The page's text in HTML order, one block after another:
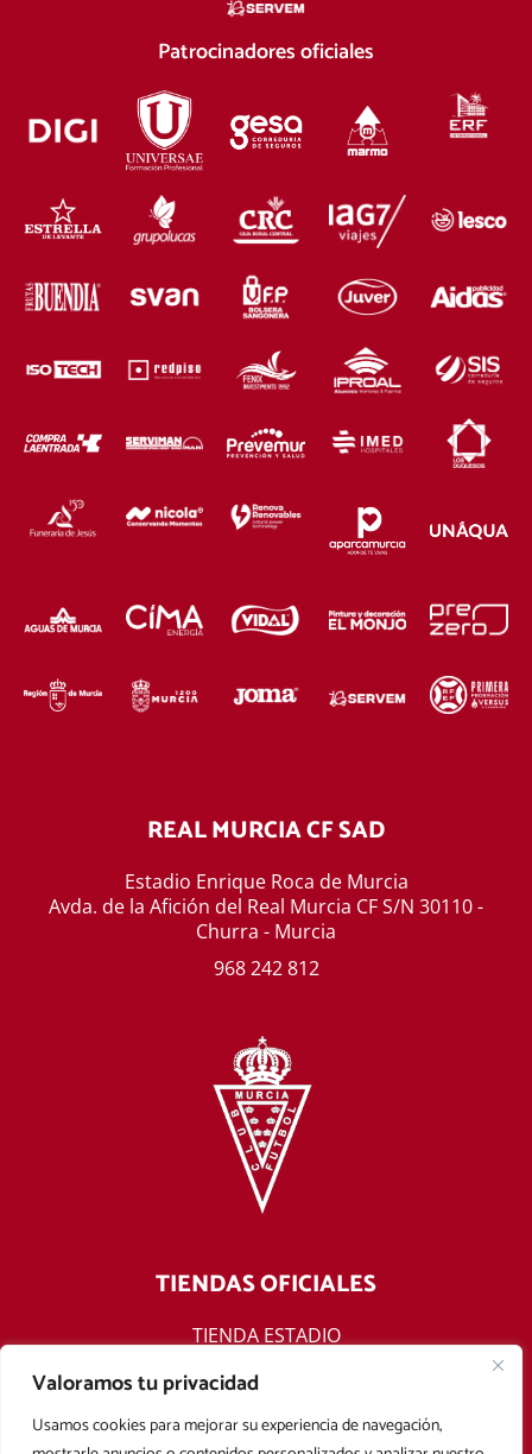
Valoramos tu privacidad
Usamos cookies para mejorar su experiencia de navegación,
Patrocinadores oficiales
REAL MURCIA CF SAD
Estadio Enrique Roca de Murcia
Avda. de la Afición del Real Murcia CF S/N 30110 -
Churra - Murcia
968 242 812
TIENDAS OFICIALES
TIENDA ESTADIO
TIENDA ONLINE
F T Y I